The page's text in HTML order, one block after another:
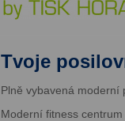
Tvoje
Plně vybavená moderní
Moderní fitness